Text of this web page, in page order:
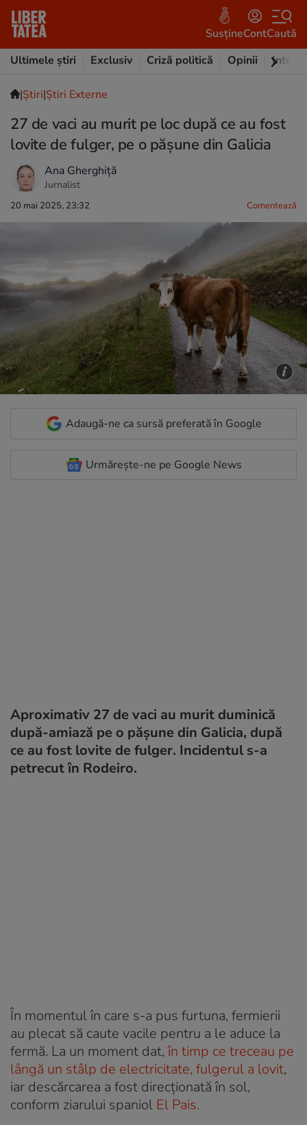
SusțineContCaută
Ultimele știri
Exclusiv Criză politică Opinii
|Ştiri|Știri Externe
27 de vaci au murit pe loc după ce au fost
lovite de fulger, pe o pășune din Galicia
Ana Gherghiță
Jurnalist
20 mai 2025, 23:32 Comentează
Adaugă-ne ca sursă preferată în Google
Urmărește-ne pe Google News
Aproximativ 27 de vaci au murit duminică
după-amiază pe o pășune din Galicia, după
ce au fost lovite de fulger. Incidentul s-a
petrecut în Rodeiro.
În momentul în care s-a pus furtuna, fermierii
au plecat să caute vacile pentru a le aduce la
fermă. La un moment dat,în timp ce treceau pe
lângă un stâlp de electricitate, fulgerul a lovit,
iar descărcarea a fost direcționată în sol,
conform ziarului spaniol El Pais.